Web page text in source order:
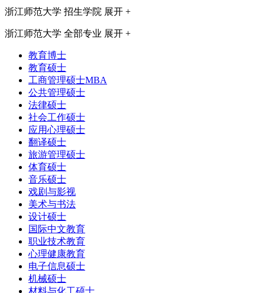
浙江师范大学 招生学院 展开 +
浙江师范大学 全部专业 展开 +
教育博士
教育硕士
工商管理硕士MBA
公共管理硕士
法律硕士
社会工作硕士
应用心理硕士
翻译硕士
旅游管理硕士
体育硕士
音乐硕士
戏剧与影视
美术与书法
设计硕士
国际中文教育
职业技术教育
心理健康教育
电子信息硕士
机械硕士
材料与化工硕士